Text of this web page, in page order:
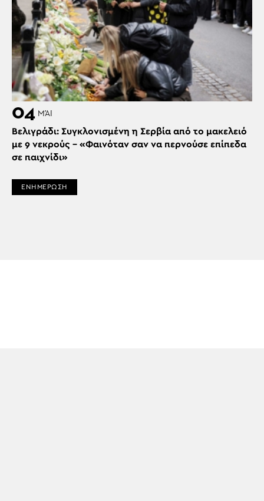
04 ΜΆΙ
Βελιγράδι: Συγκλονισμένη η Σερβία από το μακελειό
με 9 νεκρούς – «Φαινόταν σαν να περνούσε επίπεδα
σε παιχνίδι»
ΕΝΗΜΕΡΩΣΗ